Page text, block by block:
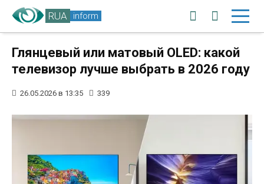
RUA inform
Глянцевый или матовый OLED: какой
телевизор лучше выбрать в 2026 году
26.05.2026 в 13:35 339